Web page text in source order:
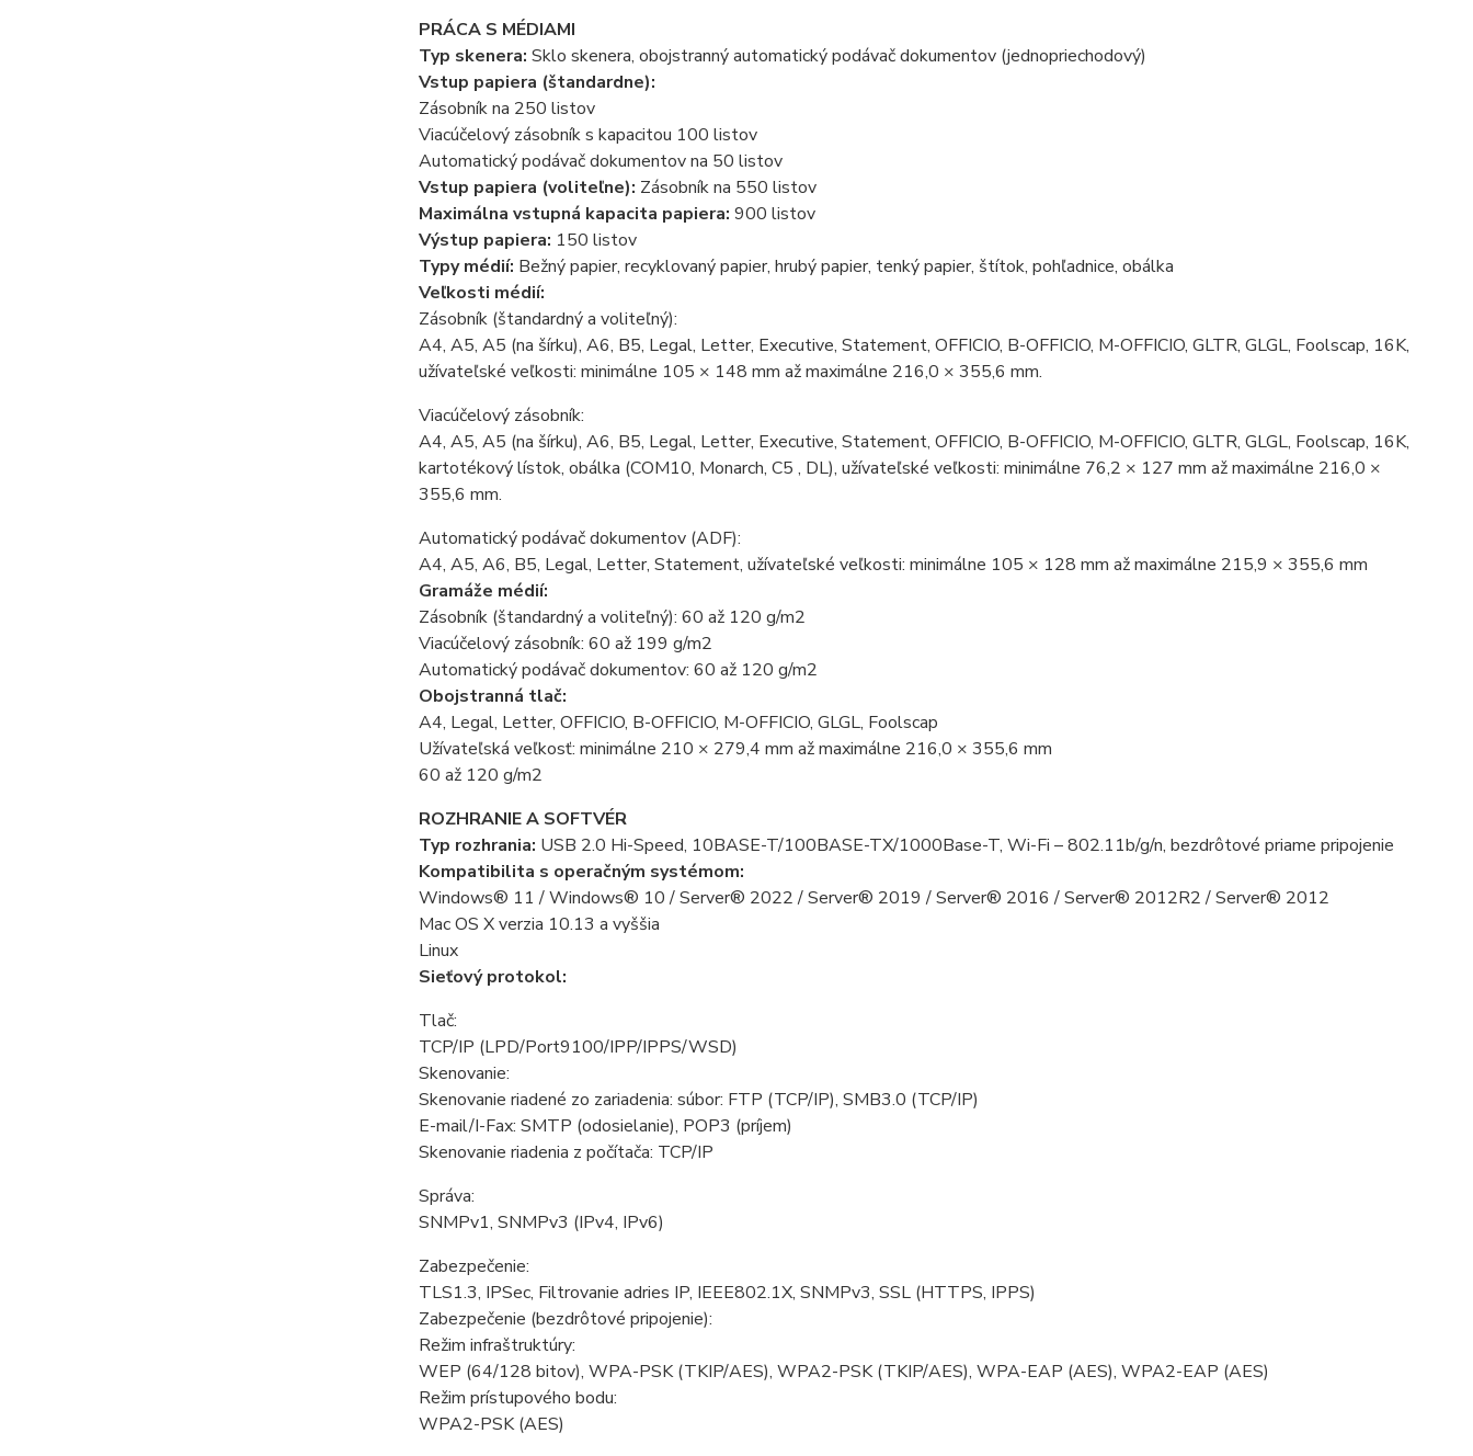
PRÁCA S MÉDIAMI
Typ skenera: Sklo skenera, obojstranný automatický podávač dokumentov (jednopriechodový)
Vstup papiera (štandardne):
Zásobník na 250 listov
Viacúčelový zásobník s kapacitou 100 listov
Automatický podávač dokumentov na 50 listov
Vstup papiera (voliteľne): Zásobník na 550 listov
Maximálna vstupná kapacita papiera: 900 listov
Výstup papiera: 150 listov
Typy médií: Bežný papier, recyklovaný papier, hrubý papier, tenký papier, štítok, pohľadnice, obálka
Veľkosti médií:
Zásobník (štandardný a voliteľný):
A4, A5, A5 (na šírku), A6, B5, Legal, Letter, Executive, Statement, OFFICIO, B-OFFICIO, M-OFFICIO, GLTR, GLGL, Foolscap, 16K,
užívateľské veľkosti: minimálne 105 × 148 mm až maximálne 216,0 × 355,6 mm.
Viacúčelový zásobník:
A4, A5, A5 (na šírku), A6, B5, Legal, Letter, Executive, Statement, OFFICIO, B-OFFICIO, M-OFFICIO, GLTR, GLGL, Foolscap, 16K,
kartotékový lístok, obálka (COM10, Monarch, C5 , DL), užívateľské veľkosti: minimálne 76,2 × 127 mm až maximálne 216,0 ×
355,6 mm.
Automatický podávač dokumentov (ADF):
A4, A5, A6, B5, Legal, Letter, Statement, užívateľské veľkosti: minimálne 105 × 128 mm až maximálne 215,9 × 355,6 mm
Gramáže médií:
Zásobník (štandardný a voliteľný): 60 až 120 g/m2
Viacúčelový zásobník: 60 až 199 g/m2
Automatický podávač dokumentov: 60 až 120 g/m2
Obojstranná tlač:
A4, Legal, Letter, OFFICIO, B-OFFICIO, M-OFFICIO, GLGL, Foolscap
Užívateľská veľkosť: minimálne 210 × 279,4 mm až maximálne 216,0 × 355,6 mm
60 až 120 g/m2
ROZHRANIE A SOFTVÉR
Typ rozhrania: USB 2.0 Hi-Speed, 10BASE-T/100BASE-TX/1000Base-T, Wi-Fi – 802.11b/g/n, bezdrôtové priame pripojenie
Kompatibilita s operačným systémom:
Windows® 11 / Windows® 10 / Server® 2022 / Server® 2019 / Server® 2016 / Server® 2012R2 / Server® 2012
Mac OS X verzia 10.13 a vyššia
Linux
Sieťový protokol:
Tlač:
TCP/IP (LPD/Port9100/IPP/IPPS/WSD)
Skenovanie:
Skenovanie riadené zo zariadenia: súbor: FTP (TCP/IP), SMB3.0 (TCP/IP)
E-mail/I-Fax: SMTP (odosielanie), POP3 (príjem)
Skenovanie riadenia z počítača: TCP/IP
Správa:
SNMPv1, SNMPv3 (IPv4, IPv6)
Zabezpečenie:
TLS1.3, IPSec, Filtrovanie adries IP, IEEE802.1X, SNMPv3, SSL (HTTPS, IPPS)
Zabezpečenie (bezdrôtové pripojenie):
Režim infraštruktúry:
WEP (64/128 bitov), WPA-PSK (TKIP/AES), WPA2-PSK (TKIP/AES), WPA-EAP (AES), WPA2-EAP (AES)
Režim prístupového bodu:
WPA2-PSK (AES)